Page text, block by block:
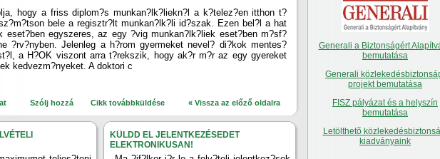
hogy a friss diplom?s munkan?lk?liekn?l a k?telez?en itthon t?
bele a regisztr?lt munkan?lk?li id?szak. Ezen bel?l a hat
eset?ben egyszeres, az egy ?vig munkan?lk?liek eset?ben m?sf?
?rv?nyben. Jelenleg a h?rom gyermeket nevel? di?kok mentes?
a H?OK viszont arra t?rekszik, hogy ak?r m?r az egy gyereket
kedvezm?nyeket. A doktori c
Szólj hozzá Cikk továbbküldése « Vissza az előző oldalra
KÜLDD EL JELENTKEZÉSEDET
ELEKTRONIKUSAN!
Generali a Biztonságért
bemutatása
Generali
projekt bemutatása
FISZ pályázat és a helyszín
bemutatása
Letölthetõ
kiadványaink